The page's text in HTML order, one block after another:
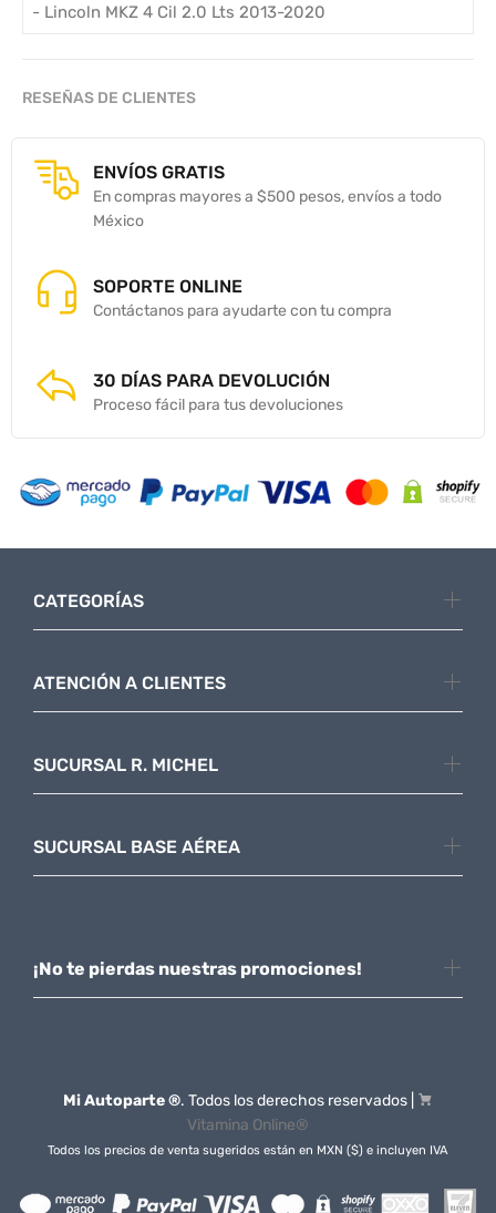
- Lincoln MKZ 4 Cil 2.0 Lts 2013-2020
RESEÑAS DE CLIENTES
ENVÍOS GRATIS
En compras mayores a $500 pesos, envíos a todo
México
SOPORTE ONLINE
Contáctanos para ayudarte con tu compra
30 DÍAS PARA DEVOLUCIÓN
Proceso fácil para tus devoluciones
¡No te pierdas nuestras promociones!
CATEGORÍAS
ATENCIÓN A CLIENTES
SUCURSAL R. MICHEL
SUCURSAL BASE AÉREA
Mi Autoparte ®. Todos los derechos reservados |
Vitamina Online®
Todos los precios de venta sugeridos están en MXN ($) e incluyen IVA